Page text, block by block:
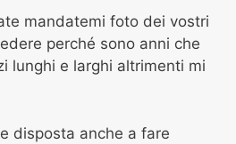
mandatemi foto dei vostri
perché sono anni che
lunghi e larghi altrimenti mi
disposta anche a fare